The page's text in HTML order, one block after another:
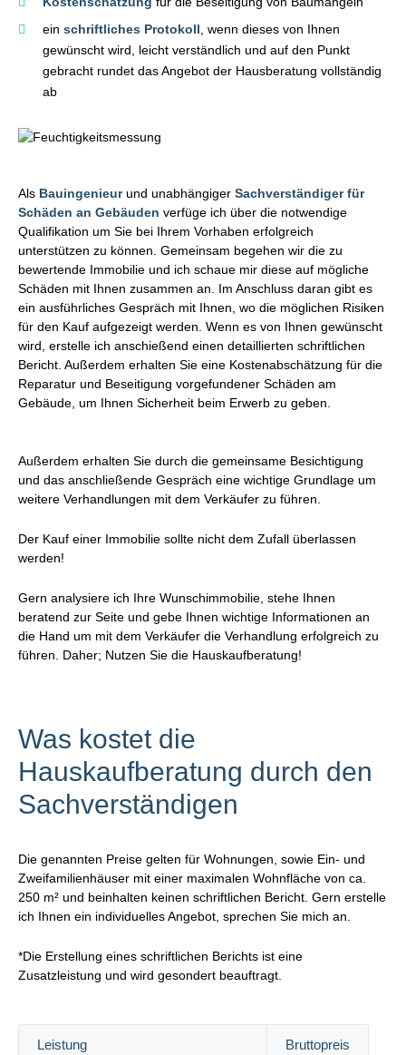
ein schriftliches Protokoll , wenn dieses von Ihnen
gewünscht wird, leicht verständlich und auf den Punkt
gebracht rundet das Angebot der Hausberatung vollständig
ab
Als Bauingenieurund unabhängiger Sachverständiger für
Schäden an Gebäuden verfüge ich über die notwendige
Qualifikation um Sie bei Ihrem Vorhaben erfolgreich
unterstützen zu können. Gemeinsam begehen wir die zu
bewertende Immobilie und ich schaue mir diese auf mögliche
Schäden mit Ihnen zusammen an. Im Anschluss daran gibt es
ein ausführliches Gespräch mit Ihnen, wo die möglichen Risiken
für den Kauf aufgezeigt werden. Wenn es von Ihnen gewünscht
wird, erstelle ich anschießend einen detaillierten schriftlichen
Bericht. Außerdem erhalten Sie eine Kostenabschätzung für die
Reparatur und Beseitigung vorgefundener Schäden am
Gebäude, um Ihnen Sicherheit beim Erwerb zu geben.
Außerdem erhalten Sie durch die gemeinsame Besichtigung
und das anschließende Gespräch eine wichtige Grundlage um
weitere Verhandlungen mit dem Verkäufer zu führen.
Der Kauf einer Immobilie sollte nicht dem Zufall überlassen
werden!
Gern analysiere ich Ihre Wunschimmobilie, stehe Ihnen
beratend zur Seite und gebe Ihnen wichtige Informationen an
die Hand um mit dem Verkäufer die Verhandlung erfolgreich zu
führen. Daher; Nutzen Sie die Hauskaufberatung!
Was kostet die
Hauskaufberatung durch den
Sachverständigen
Die genannten Preise gelten für Wohnungen, sowie Ein- und
Zweifamilienhäuser mit einer maximalen Wohnfläche von ca.
250 m² und beinhalten keinen schriftlichen Bericht. Gern erstelle
ich Ihnen ein individuelles Angebot, sprechen Sie mich an.
*Die Erstellung eines schriftlichen Berichts ist eine
Zusatzleistung und wird gesondert beauftragt.
Leistung Bruttopreis